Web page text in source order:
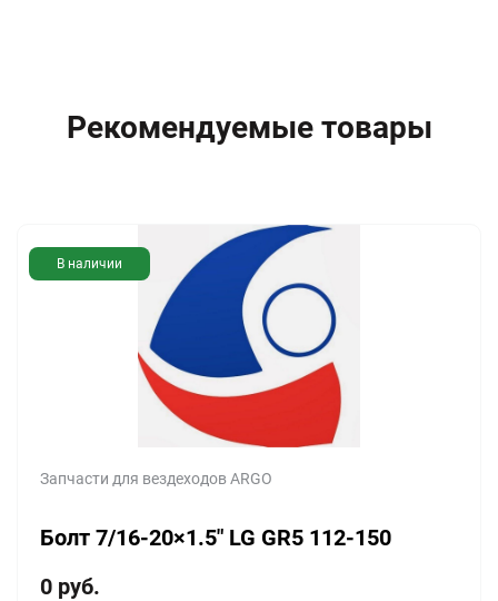
Рекомендуемые товары
В наличии
Запчасти для вездеходов ARGO
Болт 7/16-20×1.5″ LG GR5 112-150
0 руб.